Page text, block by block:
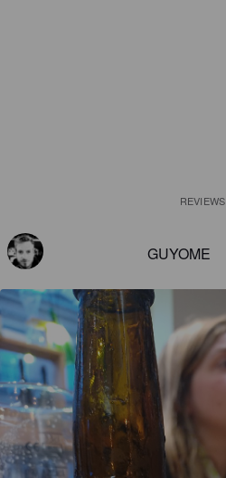
REVIEWS
GUYOME